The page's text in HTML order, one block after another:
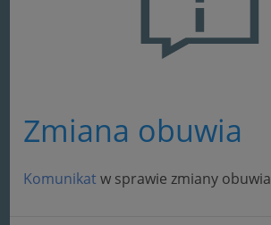
Zmiana obuwia
Komunikat w sprawie zmiany obuwia